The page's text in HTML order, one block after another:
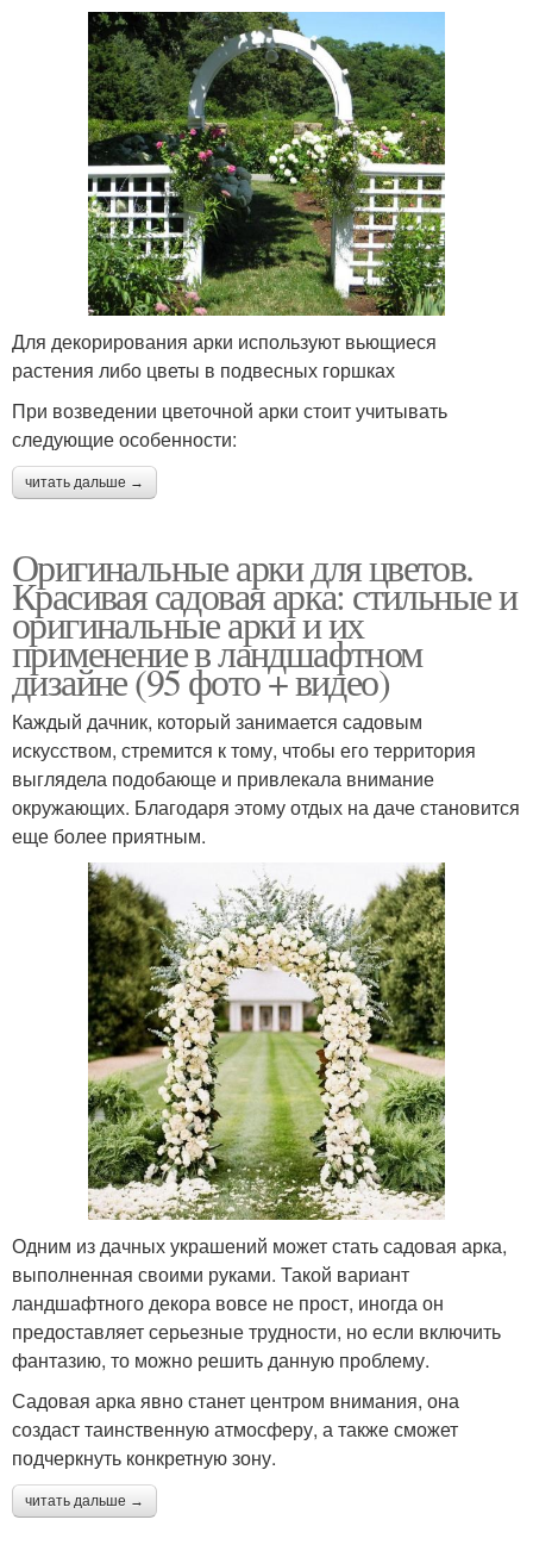
Для декорирования арки используют вьющиеся
растения либо цветы в подвесных горшках
При возведении цветочной арки стоит учитывать
следующие особенности:
читать дальше →
Оригинальные арки для цветов.
Красивая садовая арка: стильные и
оригинальные арки и их
применение в ландшафтном
дизайне (95 фото + видео)
Каждый дачник, который занимается садовым
искусством, стремится к тому, чтобы его территория
выглядела подобающе и привлекала внимание
окружающих. Благодаря этому отдых на даче становится
еще более приятным.
Одним из дачных украшений может стать садовая арка,
выполненная своими руками. Такой вариант
ландшафтного декора вовсе не прост, иногда он
предоставляет серьезные трудности, но если включить
фантазию, то можно решить данную проблему.
Садовая арка явно станет центром внимания, она
создаст таинственную атмосферу, а также сможет
подчеркнуть конкретную зону.
читать дальше →